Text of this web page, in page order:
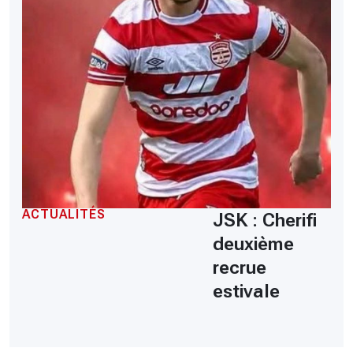
ACTUALITÉS
JSK : Cherifi
deuxième
recrue
estivale